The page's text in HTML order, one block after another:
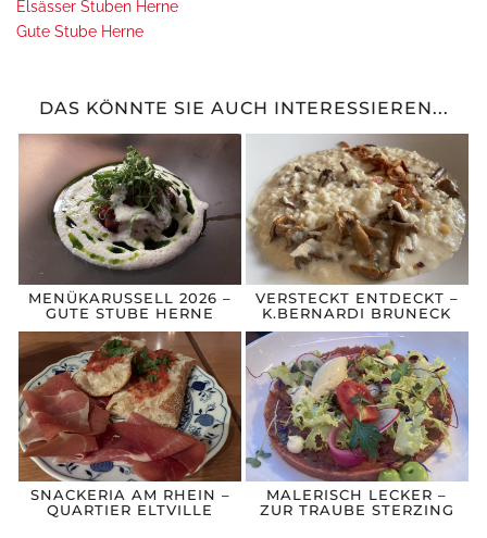
Elsässer Stuben Herne
Gute Stube Herne
DAS KÖNNTE SIE AUCH INTERESSIEREN...
MENÜKARUSSELL 2026 –
GUTE STUBE HERNE
VERSTECKT ENTDECKT –
K.BERNARDI BRUNECK
SNACKERIA AM RHEIN –
QUARTIER ELTVILLE
MALERISCH LECKER –
ZUR TRAUBE STERZING